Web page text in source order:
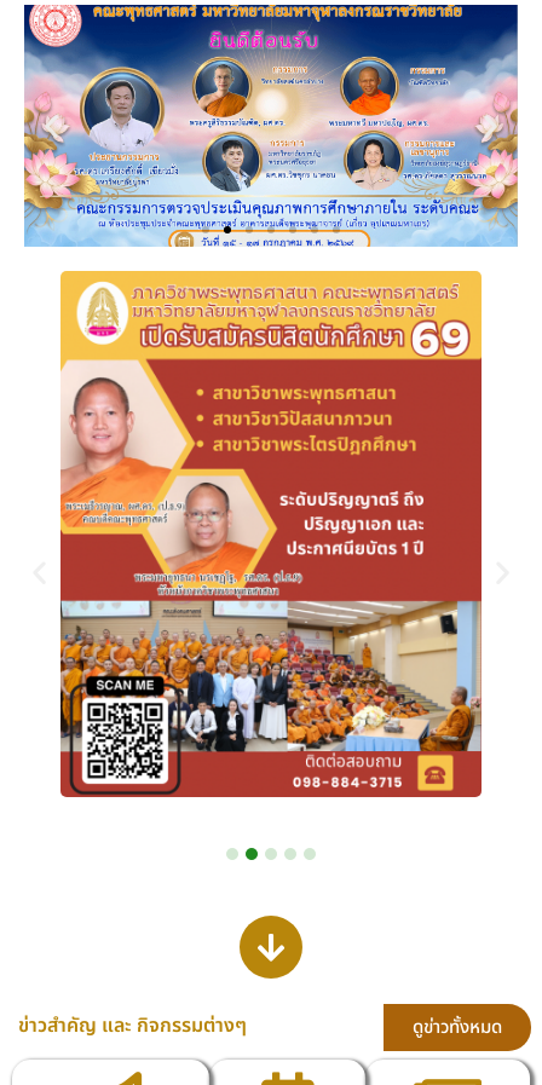
ข่าวสำคัญ และ กิจกรรมต่างๆ ดูข่าวทั้งหมด